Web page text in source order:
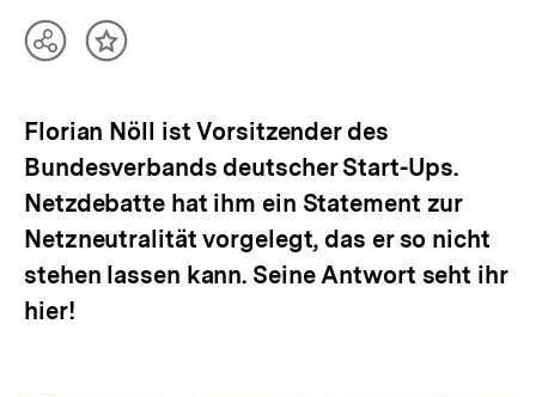
das
Netz?TeilenInhalt
Florian Nöll ist Vorsitzender des
Bundesverbands deutscher Start-Ups.
Netzdebatte hat ihm ein Statement zur
Netzneutralität vorgelegt, das er so nicht
stehen lassen kann. Seine Antwort seht ihr
hier!